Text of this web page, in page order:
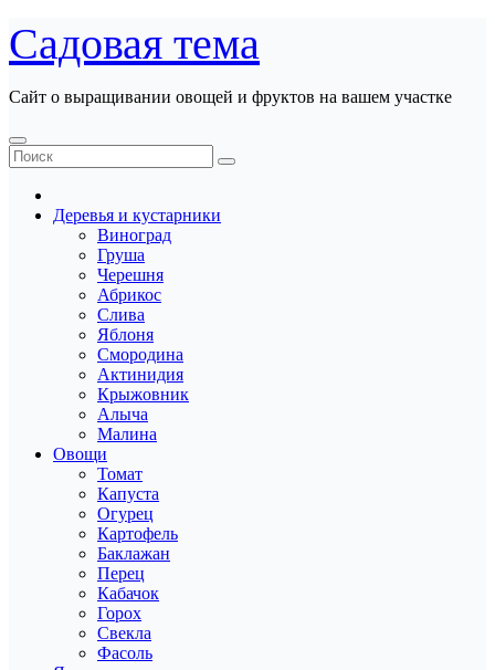
Перейти
к
содержанию
Садовая тема
Сайт о выращивании овощей и фруктов на вашем участке
Деревья и кустарники
Виноград
Груша
Черешня
Абрикос
Слива
Яблоня
Смородина
Актинидия
Крыжовник
Алыча
Малина
Овощи
Томат
Капуста
Огурец
Картофель
Баклажан
Перец
Кабачок
Горох
Свекла
Фасоль